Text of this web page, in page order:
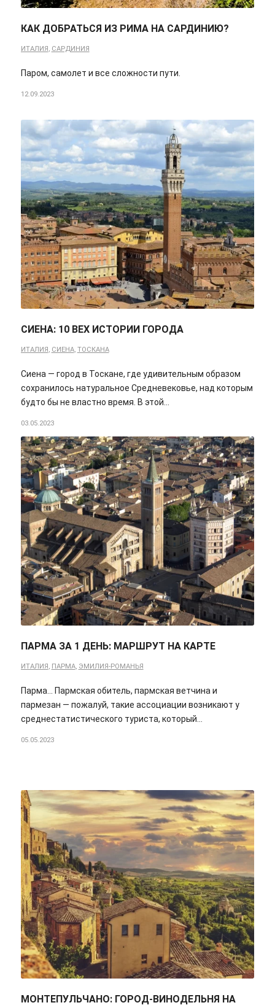
КАК ДОБРАТЬСЯ ИЗ РИМА НА САРДИНИЮ?
ИТАЛИЯ , САРДИНИЯ
Паром, самолет и все сложности пути.
12.09.2023
СИЕНА: 10 ВЕХ ИСТОРИИ ГОРОДА
ИТАЛИЯ, СИЕНА, ТОСКАНА
Сиена — город в Тоскане, где удивительным образом
сохранилось натуральное Средневековье, над которым
будто бы не властно время. В этой…
03.05.2023
ПАРМА ЗА 1 ДЕНЬ: МАРШРУТ НА КАРТЕ
ИТАЛИЯ ПАРМА, ЭМИЛИЯ-РОМАНЬЯ
Парма... Пармская обитель, пармская ветчина и
пармезан — пожалуй, такие ассоциации возникают у
среднестатистического туриста, который…
05.05.2023
МОНТЕПУЛЬЧАНО: ГОРОД-ВИНОДЕЛЬНЯ НА